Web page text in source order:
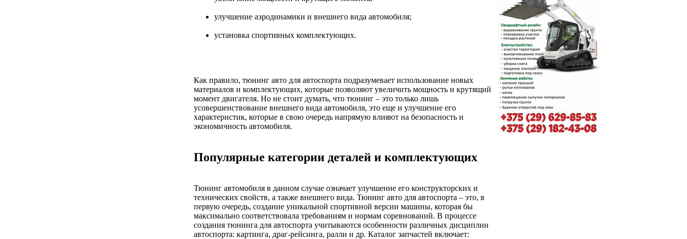
улучшение аэродинамики и внешнего вида автомобиля;
установка спортивных комплектующих.
Как правило, тюнинг авто для автоспорта подразумевает использование новых
материалов и комплектующих, которые позволяют увеличить мощность и крутящий
момент двигателя. Но не стоит думать, что тюнинг – это только лишь
усовершенствование внешнего вида автомобиля, это еще и улучшение его
характеристик, которые в свою очередь напрямую влияют на безопасность и
экономичность автомобиля.
Популярные категории деталей и комплектующих
Тюнинг автомобиля в данном случае означает улучшение его конструкторских и
технических свойств, а также внешнего вида. Тюнинг авто для автоспорта – это, в
первую очередь, создание уникальной спортивной версии машины, которая бы
максимально соответствовала требованиям и нормам соревнований. В процессе
создания тюнинга для автоспорта учитываются особенности различных дисциплин
автоспорта: картинга, драг-рейсинга, ралли и др. Каталог запчастей включает: